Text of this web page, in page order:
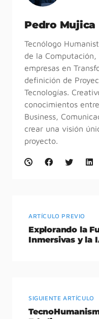
Pedro Mujica
Tecnólogo
de la Computación,
empresas en
definición de
Tecnologías.
conocimientos
Business,
crear una visión
proyecto.
ARTÍCULO PREVIO
Explorando la
Inmersivas y la
SIGUIENTE ARTÍCULO